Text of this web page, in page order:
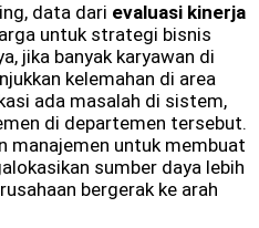
data dari evaluasi kinerja
untuk strategi bisnis
jika banyak karyawan di
kelemahan di area
ada masalah di sistem,
di departemen tersebut.
manajemen untuk membuat
sumber daya lebih
bergerak ke arah